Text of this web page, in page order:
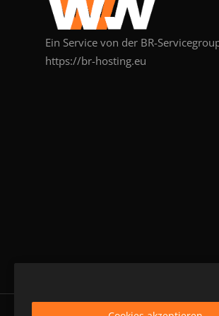
Ein Service von der BR-
https://br-hosting.eu